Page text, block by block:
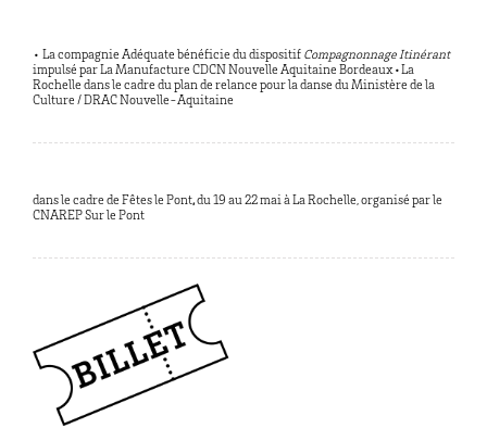
• La compagnie Adéquate bénéficie du dispositif Compagnonnage Itinérant
impulsé par La Manufacture CDCN Nouvelle Aquitaine Bordeaux•La
Rochelle dans le cadre du plan de relance pour la danse du Ministère de la
Culture / DRAC Nouvelle-Aquitaine
dans le cadre de Fêtes le Pont,du 19 au 22 mai à La Rochelle, organisé par le
CNAREP Sur le Pont